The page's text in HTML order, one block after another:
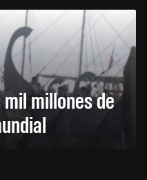
millones de